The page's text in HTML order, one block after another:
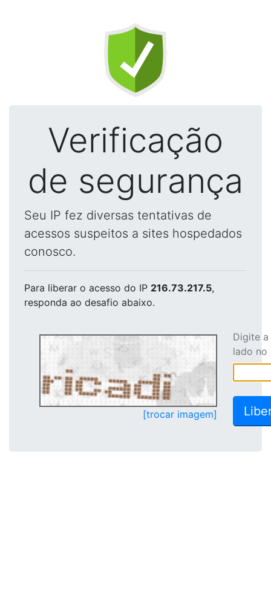
Verificação
de segurança
Seu IP fez diversas tentativas de
acessos suspeitos a sites hospedados
conosco.
Para liberar o acesso do IP 216.73.217.5,
responda ao desafio abaixo.
[trocar imagem]
Digite
lado no